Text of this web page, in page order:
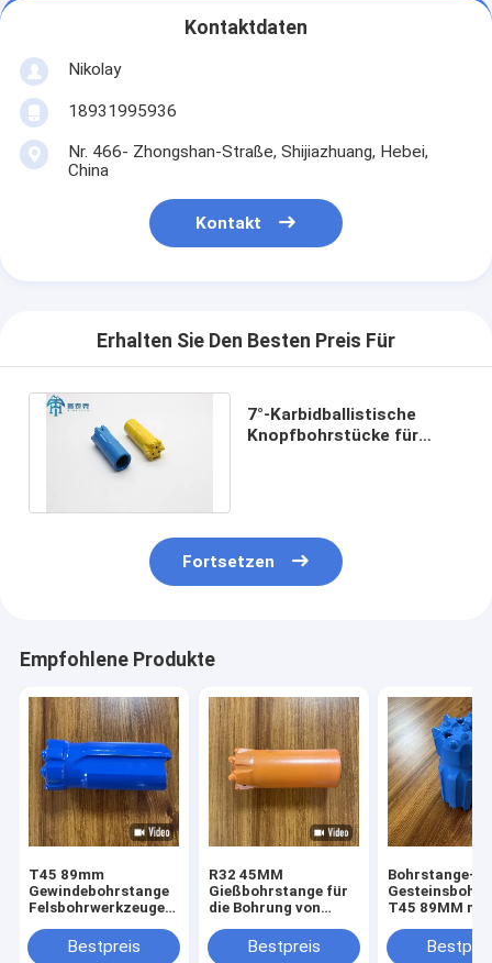
Kontaktdaten
Nikolay
18931995936
Nr. 466- Zhongshan-Straße, Shijiazhuang, Hebei,
China
Kontakt
Erhalten Sie Den Besten Preis Für
7°-Karbidballistische
Knopfbohrstücke für
Fortsetzen
Empfohlene Produkte
T45 89mm
Gewindebohrstange
Felsbohrwerkzeuge
Bestpreis
R32 45MM
Gießbohrstange für
die Bohrung von
StraßenBestpreis
Bohrstange-
T45 89MM mit
Landstraßen-
Straßen-